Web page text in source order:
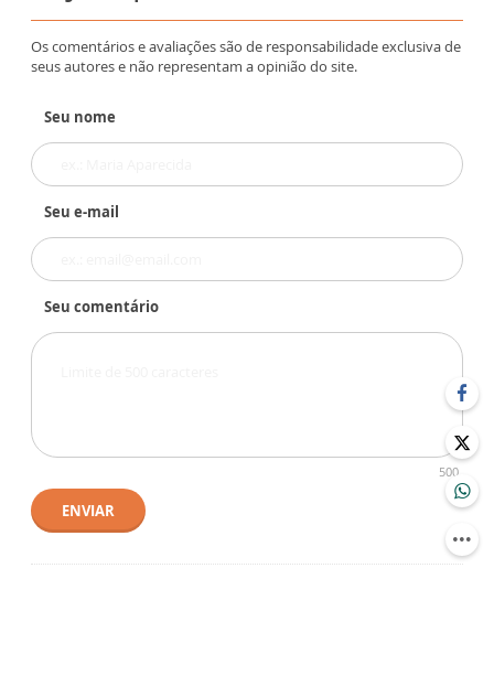
Os comentários e avaliações são de responsabilidade exclusiva de
seus autores e não representam a opinião do site.
Seu nome
Seu e-mail
Seu comentário
500
ENVIAR